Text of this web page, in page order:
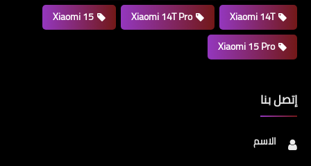
Xiaomi 14T
Xiaomi 14T Pro
Xiaomi 15
Xiaomi 15 Pro
إتصل بنا
الاسم